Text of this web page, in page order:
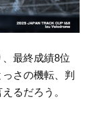
最終成績8位
さの機転、判
るだろう。